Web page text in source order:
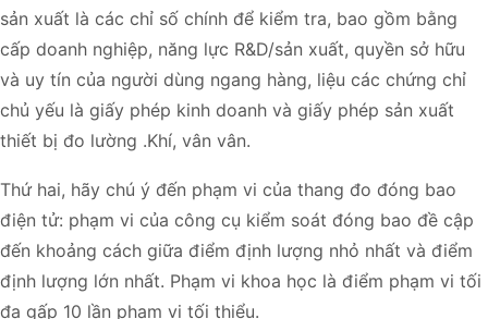
sản xuất là các chỉ số chính để kiểm tra, bao gồm bằng
cấp doanh nghiệp, năng lực R&D/sản xuất, quyền sở hữu
và uy tín của người dùng ngang hàng, liệu các chứng chỉ
chủ yếu là giấy phép kinh doanh và giấy phép sản xuất
thiết bị đo lường .Khí, vân vân.
Thứ hai, hãy chú ý đến phạm vi của thang đo đóng bao
điện tử: phạm vi của công cụ kiểm soát đóng bao đề cập
đến khoảng cách giữa điểm định lượng nhỏ nhất và điểm
định lượng lớn nhất. Phạm vi khoa học là điểm phạm vi tối
đa gấp 10 lần phạm vi tối thiểu.